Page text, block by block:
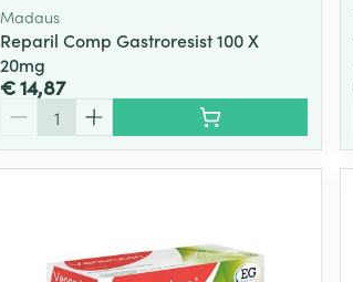
Madaus
Reparil Comp Gastroresist 100 X
20mg
€ 14,87